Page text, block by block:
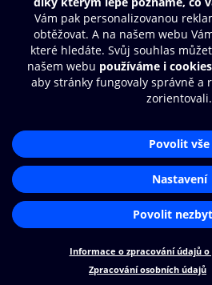
Nákupní řád
Přístupnost
Zásady zpracování osobních údajů
Cookies
Čti a
audioknihy